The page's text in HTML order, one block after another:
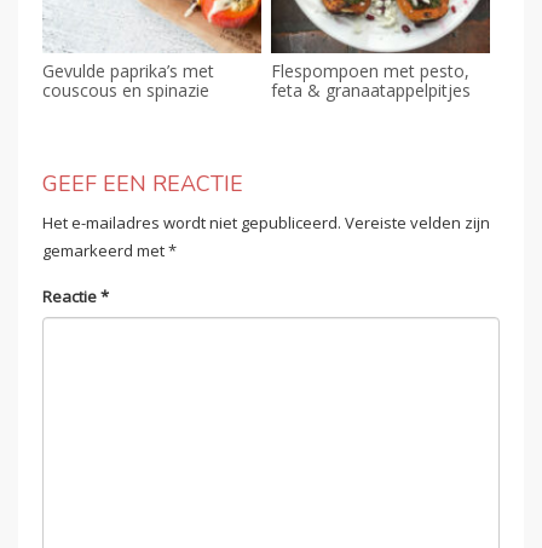
Gevulde paprika’s met
couscous en spinazie
Flespompoen met pesto,
feta & granaatappelpitjes
GEEF EEN REACTIE
Het e-mailadres wordt niet gepubliceerd. Vereiste velden zijn
gemarkeerd met*
Reactie*